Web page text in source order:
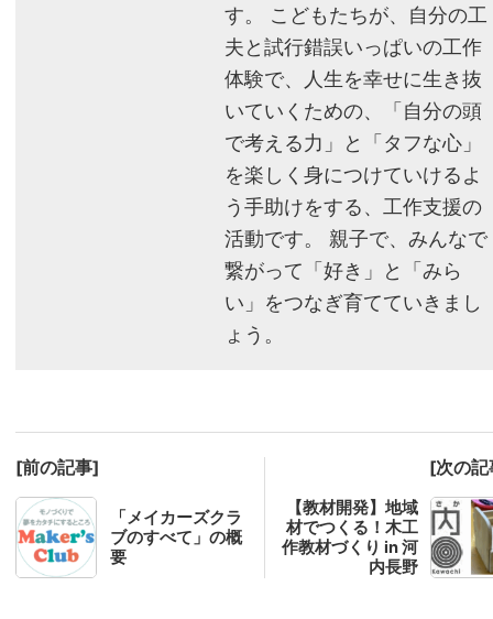
す。 こどもたちが、自分の工
夫と試行錯誤いっぱいの工作
体験で、人生を幸せに生き抜
いていくための、「自分の頭
で考える力」と「タフな心」
を楽しく身につけていけるよ
う手助けをする、工作支援の
活動です。 親子で、みんなで
繋がって「好き」と「みら
い」をつなぎ育てていきまし
ょう。
[前の記事]
「メイカーズクラ
ブのすべて」の概
要
[次の
【教材開発】地域
材でつくる！木工
作教材づくり in 河
内長野